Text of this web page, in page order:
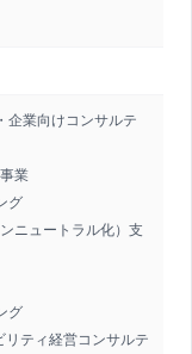
企業向けコンサルテ
業
グ
ニュートラル化）支
グ
ティ経営コンサルテ